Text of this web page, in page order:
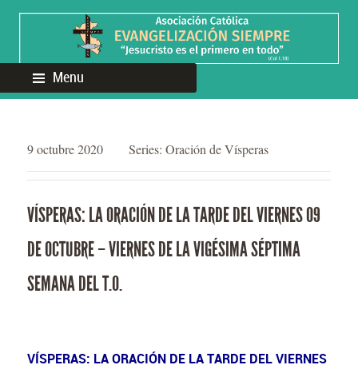
Menu
9 octubre 2020 Series: Oración de Vísperas
VÍSPERAS: LA ORACIÓN DE LA TARDE DEL VIERNES 09
DE OCTUBRE – VIERNES DE LA VIGÉSIMA SÉPTIMA
SEMANA DEL T.O.
VÍSPERAS: LA ORACIÓN DE LA TARDE DEL VIERNES